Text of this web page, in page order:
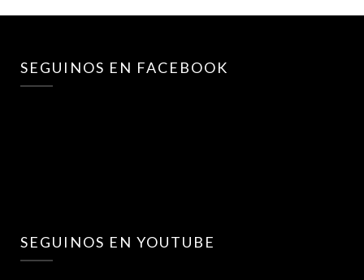
SEGUINOS EN FACEBOOK
SEGUINOS EN YOUTUBE